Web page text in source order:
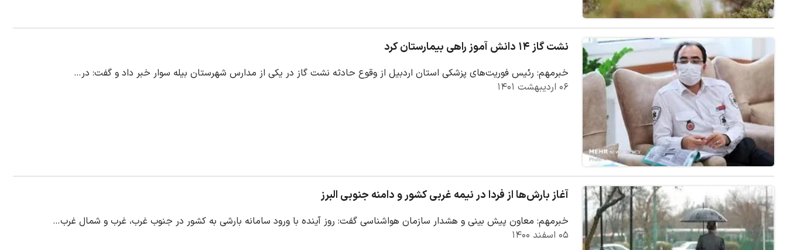
نشت گاز ۱۴ دانش آموز راهی بیمارستان کرد
خبرمهم: رئیس فوریت‌های پزشکی استان اردبیل از وقوع حادثه نشت گاز در یکی از مدارس شهرستان بیله سوار خبر داد و گفت: در…
۰۶ اردیبهشت ۱۴۰۱
آغاز بارش‌ها از فردا در نیمه غربی کشور و دامنه جنوبی البرز
خبرمهم: معاون پیش بینی و هشدار سازمان هواشناسی گفت: روز آینده با ورود سامانه بارشی به کشور در جنوب غرب، غرب و شمال غرب…
۰۵ اسفند ۱۴۰۰